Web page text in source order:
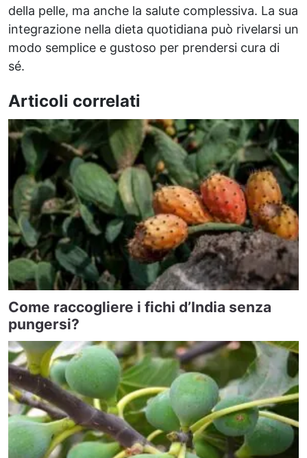
della pelle, ma anche la salute complessiva. La sua
integrazione nella dieta quotidiana può rivelarsi un
modo semplice e gustoso per prendersi cura di
sé.
Articoli correlati
Come raccogliere i fichi d’India senza
pungersi?